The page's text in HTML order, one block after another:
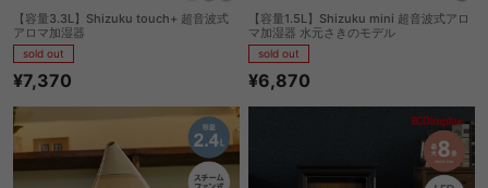
【容量3.3L】Shizuku touch+ 超音波式
アロマ加湿器
sold out
¥7,370
【容量1.5L】Shizuku mini 超音波式アロ
マ加湿器 水元さきのモデル
sold out
¥6,870